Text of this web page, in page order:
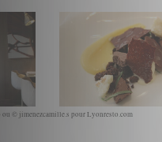
ou © jimenezcamille.s pour Lyonresto.com